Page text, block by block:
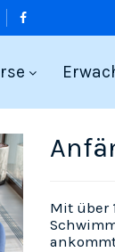
Mit über